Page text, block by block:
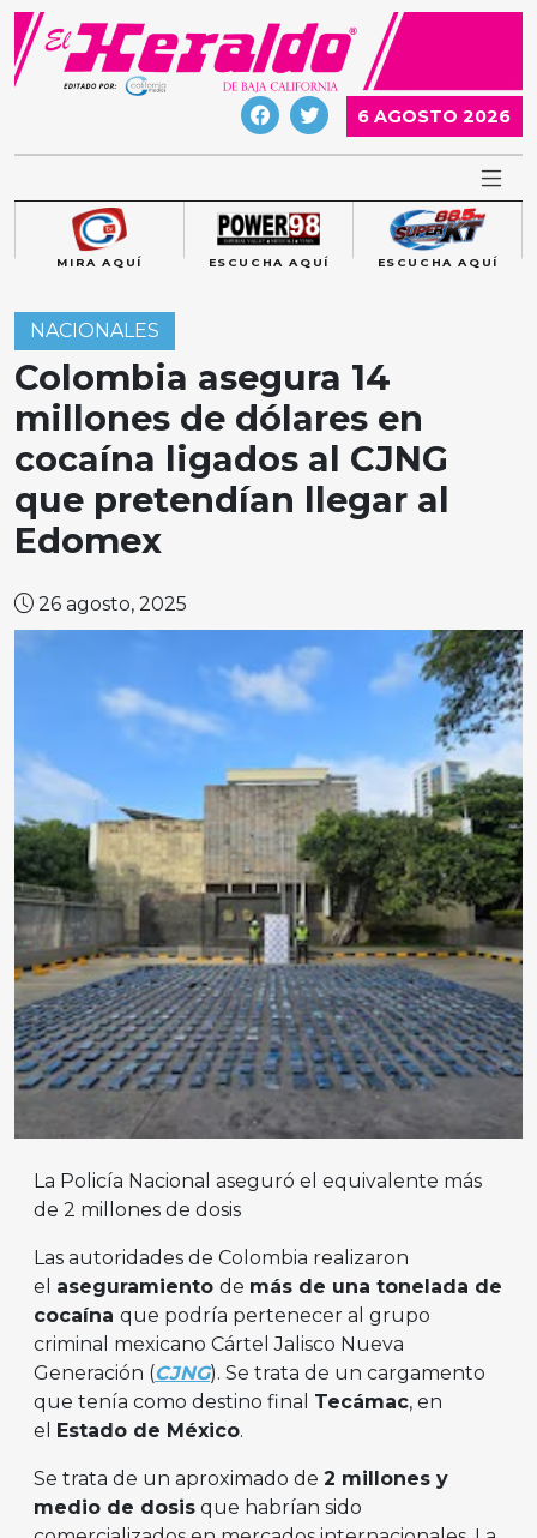
Skip
content
6 AGOSTO 2026
MIRA AQUÍ ESCUCHA AQUÍ ESCUCHA AQUÍ
NACIONALES
Colombia asegura 14
millones de dólares en
cocaína ligados al CJNG
que pretendían llegar al
Edomex
26 agosto, 2025
La Policía Nacional aseguró el equivalente más
de 2 millones de dosis
Las autoridades de Colombia realizaron
el aseguramiento de más de una tonelada de
cocaína que podría pertenecer al grupo
criminal mexicano Cártel Jalisco Nueva
Generación (CJNG). Se trata de un cargamento
que tenía como destino final Tecámac, en
el
Estado de México.
Se trata de un aproximado de 2 millones y
medio de dosis que habrían sido